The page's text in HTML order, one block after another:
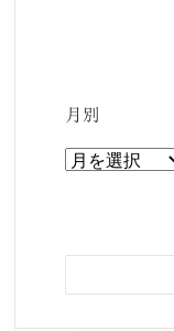
月別
月